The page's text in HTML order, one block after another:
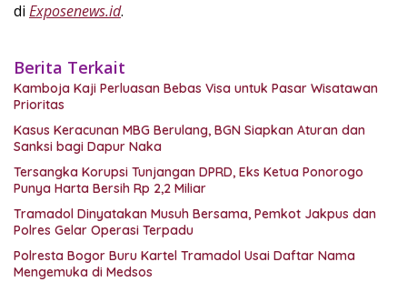
di Exposenews.id.
Berita Terkait
Kamboja Kaji Perluasan Bebas Visa untuk Pasar Wisatawan
Prioritas
Kasus Keracunan MBG Berulang, BGN Siapkan Aturan dan
Sanksi bagi Dapur Naka
Tersangka Korupsi Tunjangan DPRD, Eks Ketua Ponorogo
Punya Harta Bersih Rp 2,2 Miliar
Tramadol Dinyatakan Musuh Bersama, Pemkot Jakpus dan
Polres Gelar Operasi Terpadu
Polresta Bogor Buru Kartel Tramadol Usai Daftar Nama
Mengemuka di Medsos